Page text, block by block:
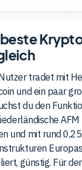
tradet mit
und ein paar
du den
AFM
und mit rund
günstig. Für